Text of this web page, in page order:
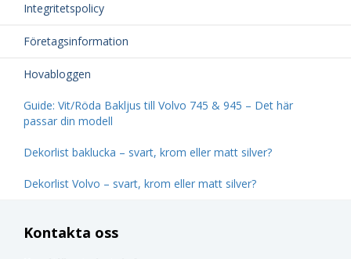
Integritetspolicy
Företagsinformation
Hovabloggen
Guide: Vit/Röda Bakljus till Volvo 745 & 945 – Det här
passar din modell
Dekorlist baklucka – svart, krom eller matt silver?
Dekorlist Volvo – svart, krom eller matt silver?
Kontakta oss